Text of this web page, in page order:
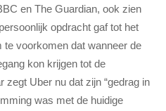
en The Guardian, ook zien
opdracht gaf tot het
te voorkomen dat wanneer de
kon krijgen tot de
Uber nu dat zijn “gedrag in
was met de huidige